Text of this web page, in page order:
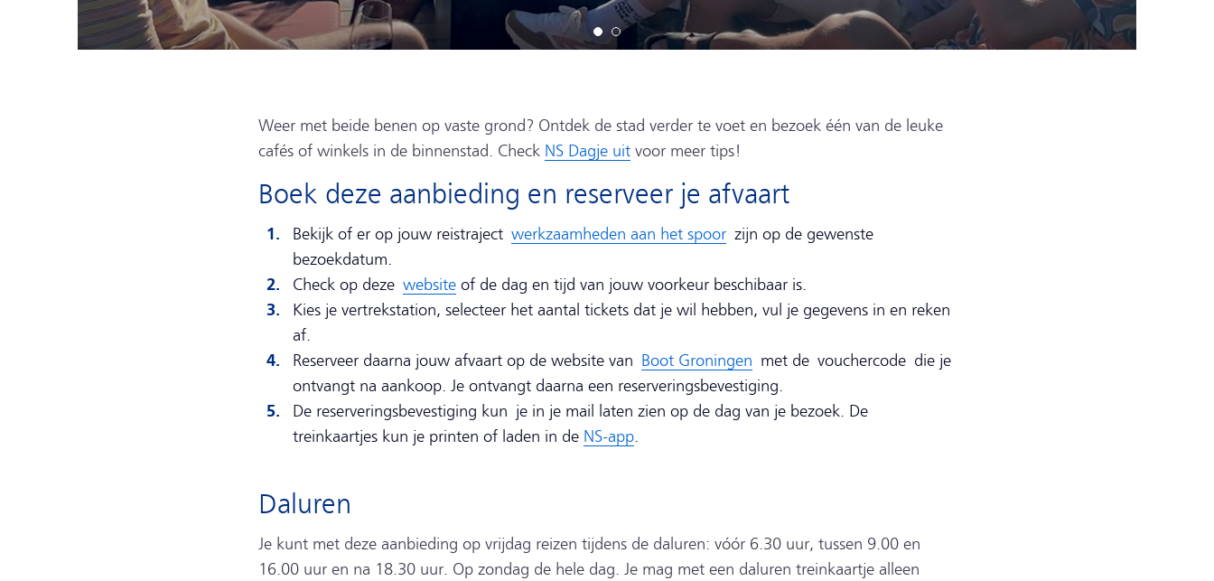
Weer met beide benen op vaste grond? Ontdek de stad verder te voet en bezoek één van de leuke
cafés of winkels in de binnenstad. Check NS Dagje uit voor meer tips!
Boek deze aanbieding en reserveer je afvaart
Bekijk of er op jouw reistraject werkzaamheden aan het spoor zijn op de gewenste
bezoekdatum.
Check op deze website of de dag en tijd van jouw voorkeur beschibaar is.
Kies je vertrekstation, selecteer het aantal tickets dat je wil hebben, vul je gegevens in en reken
af.
Reserveer daarna jouw afvaart op de website van Boot Groningen met de vouchercode die je
ontvangt na aankoop. Je ontvangt daarna een reserveringsbevestiging.
De reserveringsbevestiging kun je in je mail laten zien op de dag van je bezoek. De
treinkaartjes kun je printen of laden in de NS-app.
Daluren
Je kunt met deze aanbieding op vrijdag reizen tijdens de daluren: vóór 6.30 uur, tussen 9.00 en
16.00 uur en na 18.30 uur. Op zondag de hele dag. Je mag met een daluren treinkaartje alleen